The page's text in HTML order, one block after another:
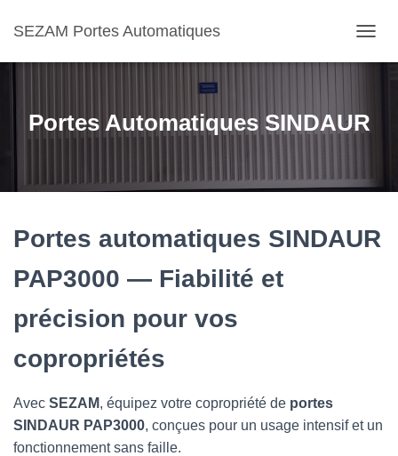
SEZAM Portes Automatiques
U
I
R
E
E
R
O
Portes Automatiques SINDAUR
Portes automatiques SINDAUR
PAP3000 — Fiabilité et
précision pour vos
copropriétés
Avec SEZAM, équipez votre copropriété de portes
SINDAUR PAP3000, conçues pour un usage intensif et un
fonctionnement sans faille.